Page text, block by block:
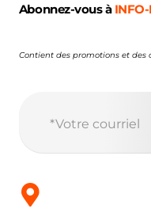
Abonnez-vous à
Contient des promotions et des